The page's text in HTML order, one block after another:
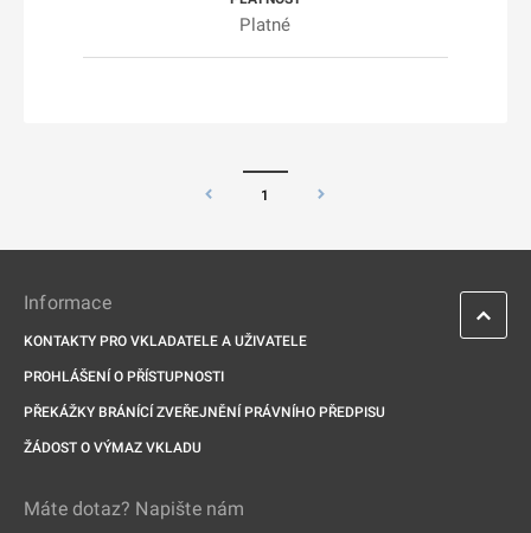
Platné
1
Informace
KONTAKTY PRO VKLADATELE A UŽIVATELE
PROHLÁŠENÍ O PŘÍSTUPNOSTI
PŘEKÁŽKY BRÁNÍCÍ ZVEŘEJNĚNÍ PRÁVNÍHO PŘEDPISU
ŽÁDOST O VÝMAZ VKLADU
Máte dotaz? Napište nám